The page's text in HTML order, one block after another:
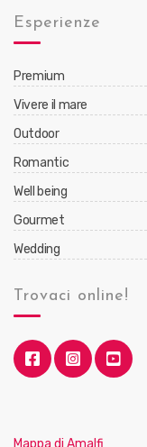
Esperienze
Premium
Vivere il mare
Outdoor
Romantic
Well being
Gourmet
Wedding
Trovaci online!
Mappa di Amalfi